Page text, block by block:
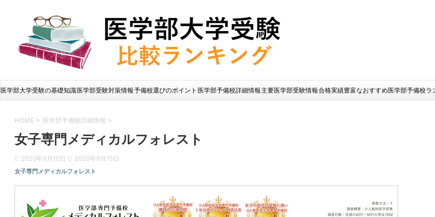
医学部大学受験の基礎知識医学部受験対策情報予備校選びのポイント 医学部予備校詳細情報主要医学部受験情報合格実績豊富なおすすめ医学部予備校ラ
HOME > 医学部予備校詳細情報 >
女子専門メディカルフォレスト
2020年9月10日 2020年9月15日
女子専門メディカルフォレスト